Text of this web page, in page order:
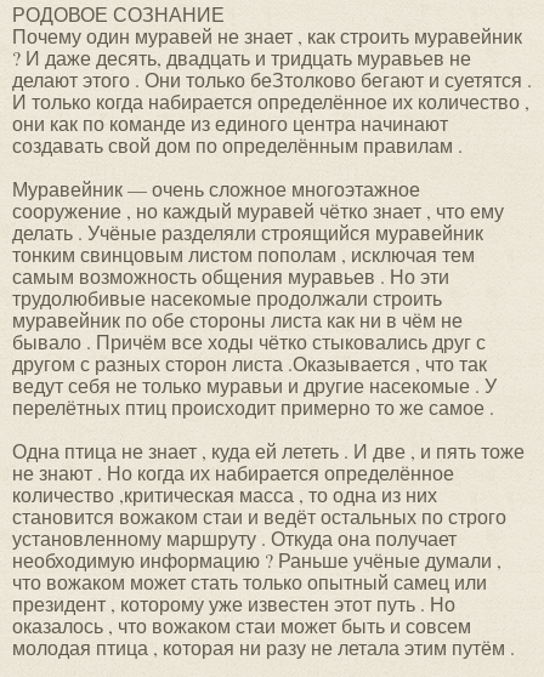
РОДОВОЕ СОЗНАНИЕ
Почему один муравей не знает , как строить муравейник
? И даже десять, двадцать и тридцать муравьев не
делают этого . Они только беЗтолково бегают и суетятся .
И только когда набирается определённое их количество ,
они как по команде из единого центра начинают
создавать свой дом по определённым правилам .
Муравейник — очень сложное многоэтажное
сооружение , но каждый муравей чётко знает , что ему
делать . Учёные разделяли строящийся муравейник
тонким свинцовым листом пополам , исключая тем
самым возможность общения муравьев . Но эти
трудолюбивые насекомые продолжали строить
муравейник по обе стороны листа как ни в чём не
бывало . Причём все ходы чётко стыковались друг с
другом с разных сторон листа .Оказывается , что так
ведут себя не только муравьи и другие насекомые . У
перелётных птиц происходит примерно то же самое .
Одна птица не знает , куда ей лететь . И две , и пять тоже
не знают . Но когда их набирается определённое
количество ,критическая масса , то одна из них
становится вожаком стаи и ведёт остальных по строго
установленному маршруту . Откуда она получает
необходимую информацию ? Раньше учёные думали ,
что вожаком может стать только опытный самец или
президент , которому уже известен этот путь . Но
оказалось , что вожаком стаи может быть и совсем
молодая птица , которая ни разу не летала этим путём .